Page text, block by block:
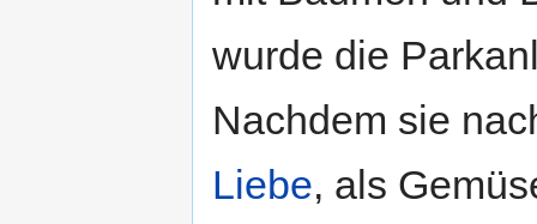
wurde die
Nachdem sie
Liebe, als